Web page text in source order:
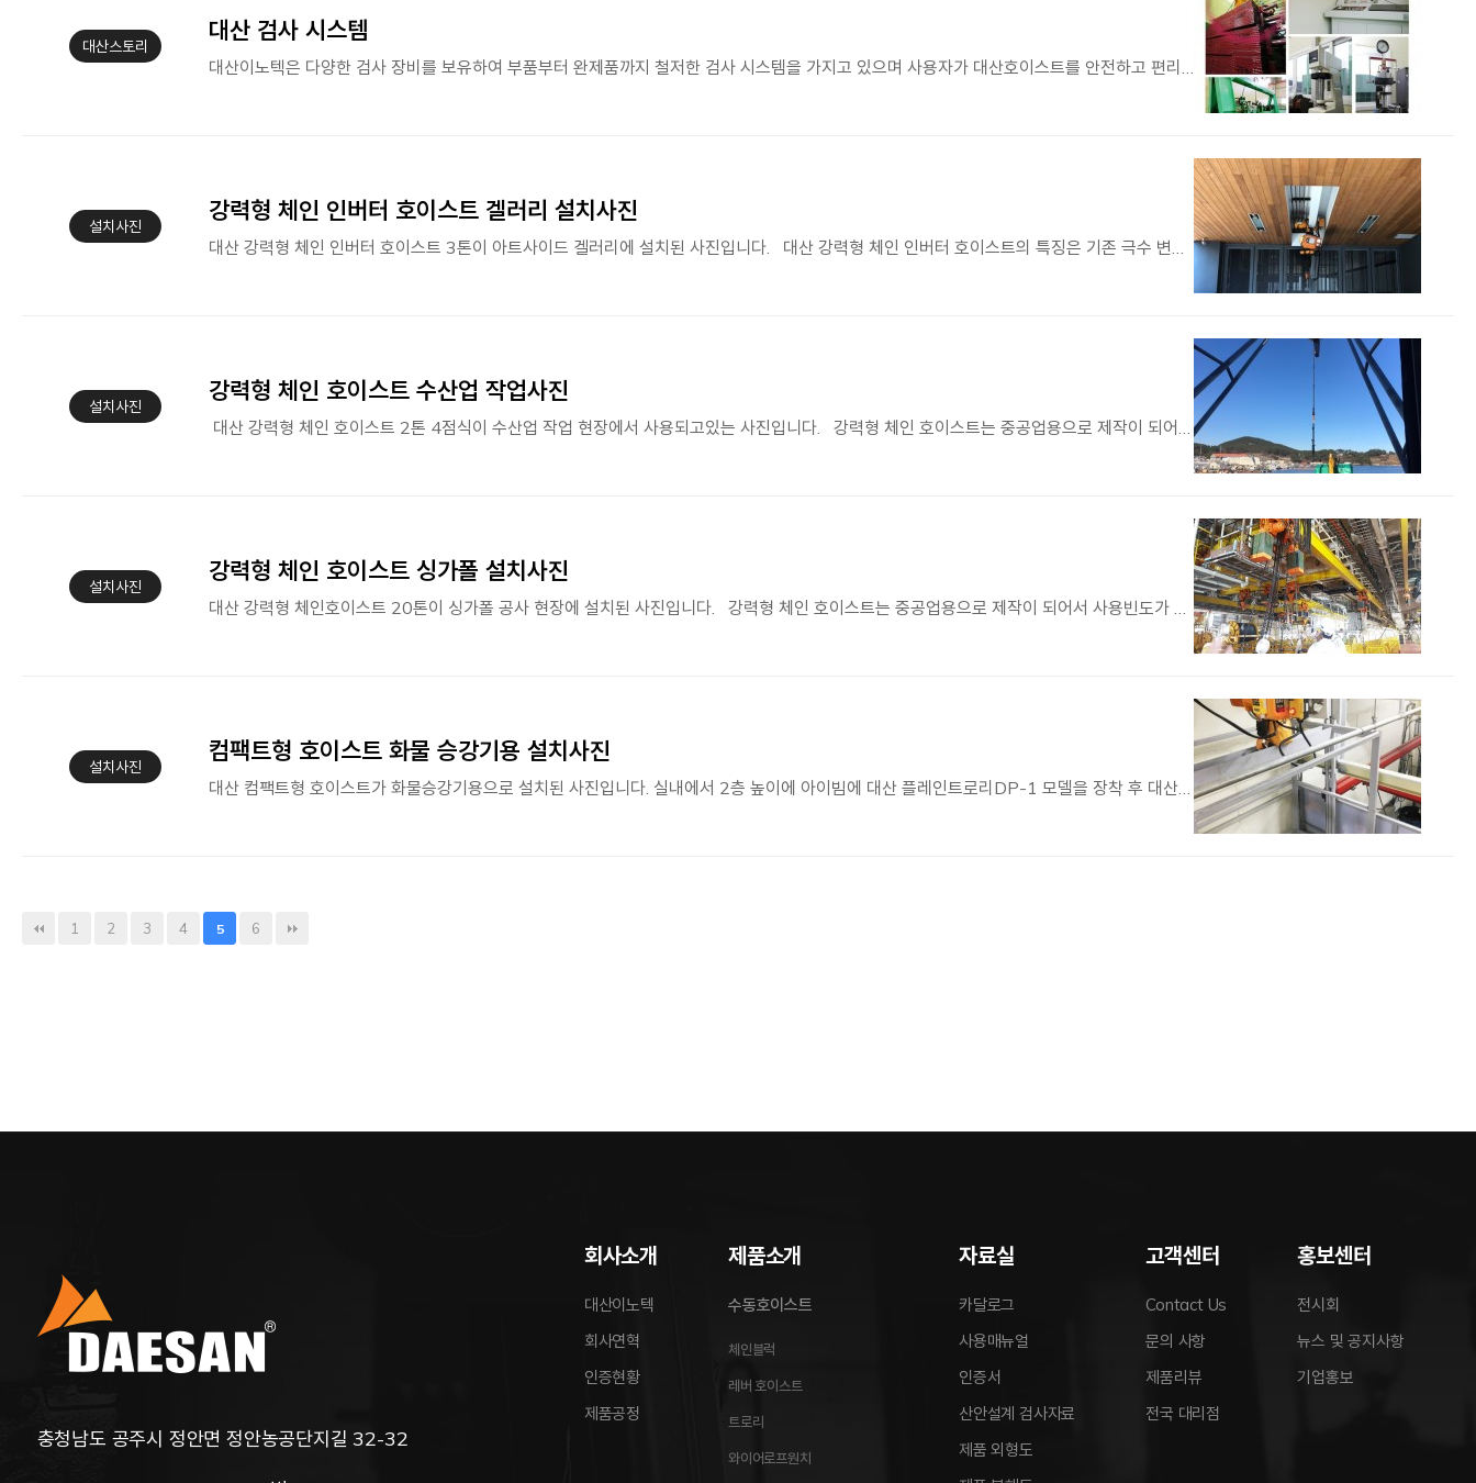
대산스토리
대산 검사 시스템
설치사진
강력형 체인 인버터 호이스트 겔러리 설치사진
설치사진
강력형 체인 호이스트 수산업 작업사진
설치사진
강력형 체인 호이스트 싱가폴 설치사진
설치사진
컴팩트형 호이스트 화물 승강기용 설치사진
1 2 3 4 5 6
충청남도 공주시 정안면 정안농공단지길 32-32
회사소개
대산이노텍
회사연혁
인증현황
제품공정
제품소개
수동호이스트
체인블럭
레버 호이스트
트로리
와이어로프원치
자료실
카달로그
사용매뉴얼
인증서
산안설계 검사자료
제품 외형도
고객센터
Contact Us
문의 사항
제품리뷰
전국 대리점
홍보센터
전시회
뉴스 및 공지사항
기업홍보